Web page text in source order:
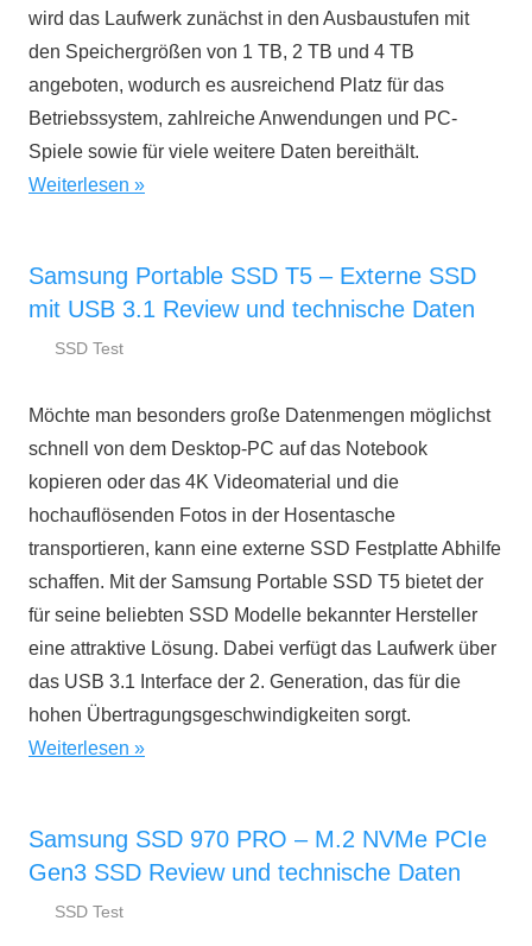
wird das Laufwerk zunächst in den Ausbaustufen mit
den Speichergrößen von 1 TB, 2 TB und 4 TB
angeboten, wodurch es ausreichend Platz für das
Betriebssystem, zahlreiche Anwendungen und PC-
Spiele sowie für viele weitere Daten bereithält.
Weiterlesen
Samsung Portable SSD T5 – Externe SSD
mit USB 3.1 Review und technische Daten
Oktober
ratgeber.de
SSD Test
Möchte man besonders große Datenmengen möglichst
schnell von dem Desktop-PC auf das Notebook
kopieren oder das 4K Videomaterial und die
hochauflösenden Fotos in der Hosentasche
transportieren, kann eine externe SSD Festplatte Abhilfe
schaffen. Mit der Samsung Portable SSD T5 bietet der
für seine beliebten SSD Modelle bekannter Hersteller
eine attraktive Lösung. Dabei verfügt das Laufwerk über
das USB 3.1 Interface der 2. Generation, das für die
hohen Übertragungsgeschwindigkeiten sorgt.
Weiterlesen
Samsung SSD 970 PRO – M.2 NVMe PCIe
Gen3 SSD Review und technische Daten
SSD Test